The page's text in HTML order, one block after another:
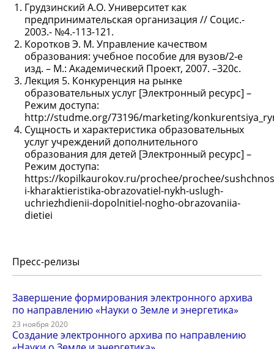
Грудзинский А.О. Университет как
предпринимательская организация // Социс.-
2003.- №4.-113-121.
Коротков Э. М. Управление качеством
образования: учебное пособие для вузов/2-е
изд. – М.: Академический Проект, 2007. –320с.
Лекция 5. Конкуренция на рынке
образовательных услуг [Электронный ресурс] –
Режим доступа:
http://studme.org/73196/marketing/
Сущность и характеристика образовательных
услуг учреждений дополнительного
образования для детей [Электронный ресурс] –
Режим доступа:
https://kopilkaurokov.ru/prochee/prochee/
i-kharaktieristika-obrazovatiel-nykh-uslugh-
uchriezhdienii-dopolnitiel-nogho-obrazovaniia-
dietiei
Пресс-релизы
Завершение формирования электронного архива
по направлению «Науки о Земле и энергетика»
23 ноября 2020
Создание электронного архива по направлению